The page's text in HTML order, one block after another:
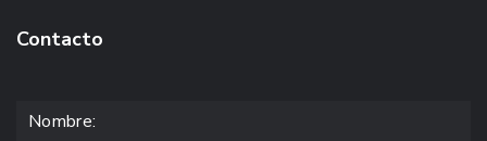
Contacto